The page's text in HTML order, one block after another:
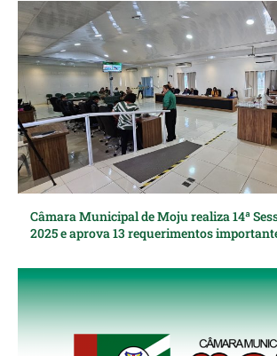
Câmara Municipal de Moju realiza 14ª
2025 e aprova 13 requerimentos